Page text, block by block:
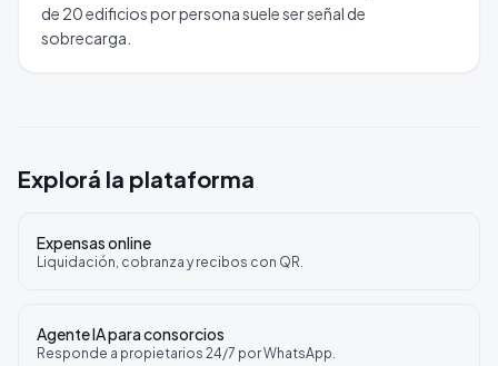
de 20 edificios por persona suele ser señal de
sobrecarga.
Explorá la plataforma
Expensas online
Liquidación, cobranza y recibos con QR.
Agente IA para consorcios
Responde a propietarios 24/7 por WhatsApp.